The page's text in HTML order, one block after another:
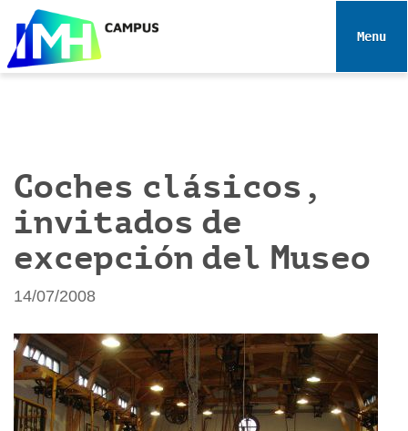
e
Toggle
Coches clásicos,
invitados de
excepción del Museo
14/07/2008